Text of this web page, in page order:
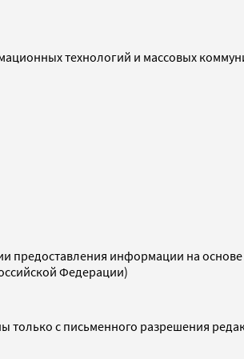
технологий и массовых
информации на основе
Федерации)
с письменного разрешения